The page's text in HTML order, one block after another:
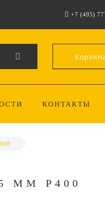
+7 (495)
КОНТАКТЫ
ММ P400